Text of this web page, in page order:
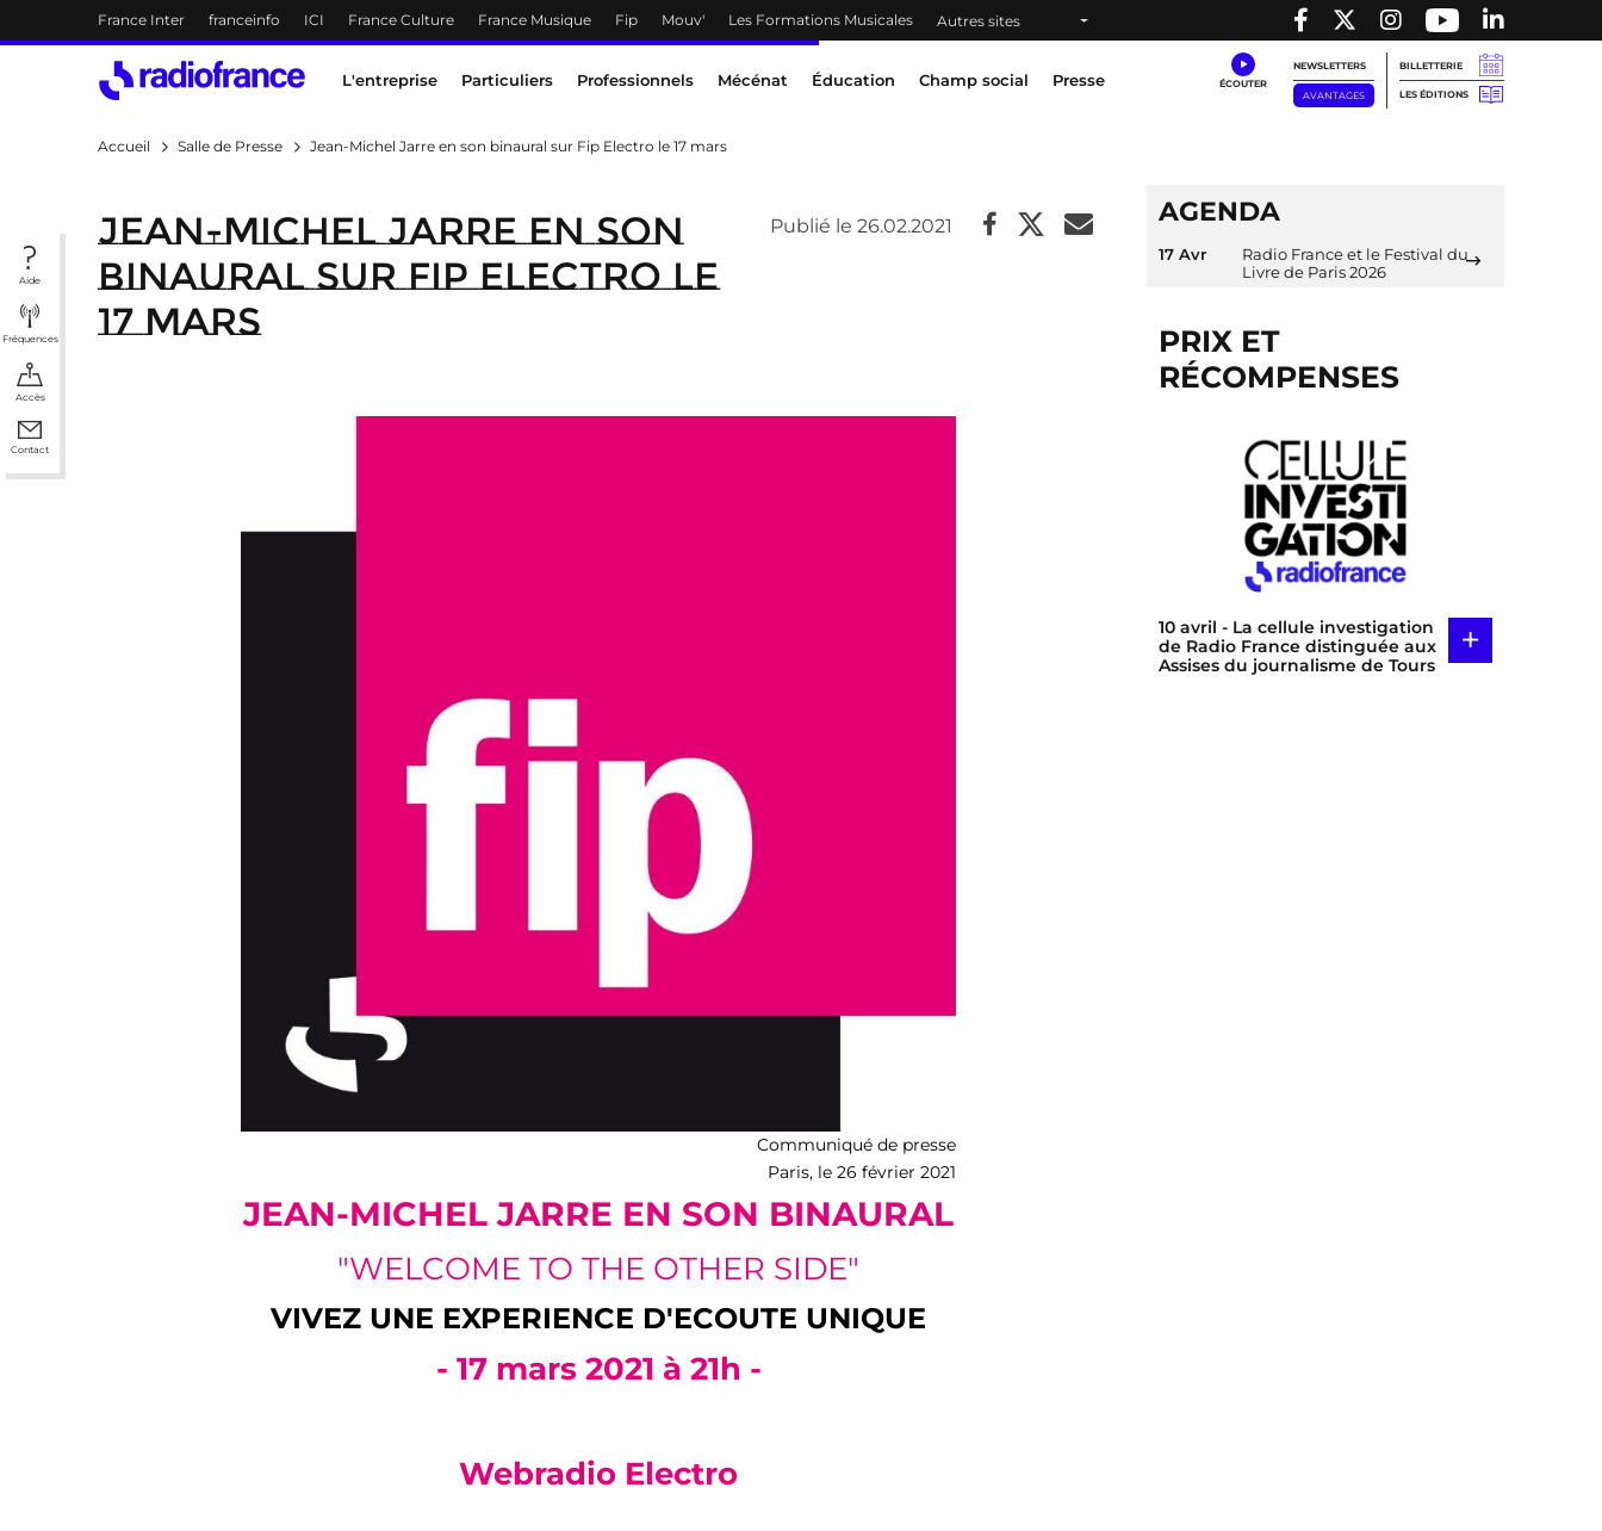
Accès direct :
Menu principal
France Inter franceinfo ICI France Culture France Musique Fip Mouv' Les Formations Musicales Autres sites
Menu principal
L'entreprise Particuliers Professionnels Mécénat Éducation Champ social Presse
NEWSLETTERS
AVANTAGES
BILLETTERIE
LES ÉDITIONS
Aide
Fréquences
Accès
Contact
Accueil Salle de Presse Jean-Michel Jarre en son binaural sur Fip Electro le 17 mars
Jean-Michel Jarre en son
binaural sur Fip Electro le
17 mars
Publié le 26.02.2021
Communiqué de presse
Paris, le 26 février 2021
JEAN-MICHEL JARRE EN SON BINAURAL
"WELCOME TO THE OTHER SIDE"
VIVEZ UNE EXPERIENCE D'ECOUTE UNIQUE
- 17 mars 2021 à 21h -
Webradio Electro
AGENDA
17 Avr
Radio France et le Festival du
Livre de Paris 2026
PRIX ET
RÉCOMPENSES
10 avril - La cellule investigation
de Radio France distinguée aux
Assises du journalisme de Tours
+